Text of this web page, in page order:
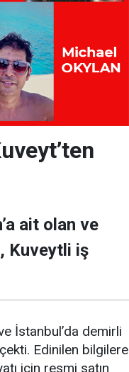
ait olan ve
Kuveytli iş
İstanbul’da demirli
Edinilen bilgilere
için resmi satın